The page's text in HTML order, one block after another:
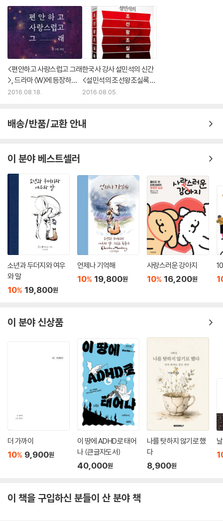
<편안하고 사랑스럽고 그래
>, 드라마 〈W〉에 등장하면
서 2위
2016.08.18.
한국사 강사 설민석의 신간
<설민석의 조선왕조실록>
새로운 1위
2016.08.05.
배송/반품/교환 안내
이 분야 베스트셀러
소년과 두더지와 여우
와 말
10% 19,800원
언제나 기억해
10% 19,800원
사랑스러운 강아지
10% 16,200원
이 분야 신상품
더 가까이
10% 9,900원
이 땅에 ADHD로 태어
나 (큰글자도서)
40,000원
나를 탓하지 않기로 했
다
8,900원
이 책을 구입하신 분들이 산 분야 책